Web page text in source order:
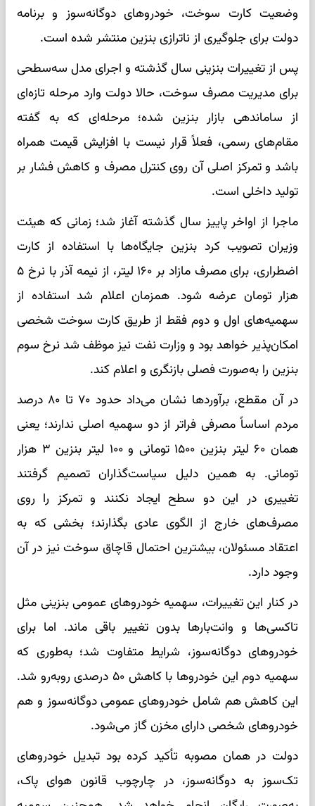
وضعیت کارت سوخت، خودروهای دوگانه‌سوز و برنامه
دولت برای جلوگیری از ناترازی بنزین منتشر شده است.
پس از تغییرات بنزینی سال گذشته و اجرای مدل سه‌سطحی
برای مدیریت مصرف سوخت، حالا دولت وارد مرحله تازه‌ای
از ساماندهی بازار بنزین شده؛ مرحله‌ای که به گفته
مقام‌های رسمی، فعلاً قرار نیست با افزایش قیمت همراه
باشد و تمرکز اصلی آن روی کنترل مصرف و کاهش فشار بر
تولید داخلی است.
ماجرا از اواخر پاییز سال گذشته آغاز شد؛ زمانی که هیئت
وزیران تصویب کرد بنزین جایگاه‌ها با استفاده از کارت
اضطراری، برای مصرف مازاد بر ۱۶۰ لیتر، از نیمه آذر با نرخ ۵
هزار تومان عرضه شود. همزمان اعلام شد استفاده از
سهمیه‌های اول و دوم فقط از طریق کارت سوخت شخصی
امکان‌پذیر خواهد بود و وزارت نفت نیز موظف شد نرخ سوم
بنزین را به‌صورت فصلی بازنگری و اعلام کند.
در آن مقطع، برآوردها نشان می‌داد حدود ۷۰ تا ۸۰ درصد
مردم اساساً مصرفی فراتر از دو سهمیه اصلی ندارند؛ یعنی
همان ۶۰ لیتر بنزین ۱۵۰۰ تومانی و ۱۰۰ لیتر بنزین ۳ هزار
تومانی. به همین دلیل سیاست‌گذاران تصمیم گرفتند
تغییری در این دو سطح ایجاد نکنند و تمرکز را روی
مصرف‌های خارج از الگوی عادی بگذارند؛ بخشی که به
اعتقاد مسئولان، بیشترین احتمال قاچاق سوخت نیز در آن
وجود دارد.
در کنار این تغییرات، سهمیه خودروهای عمومی بنزینی مثل
تاکسی‌ها و وانت‌بارها بدون تغییر باقی ماند. اما برای
خودروهای دوگانه‌سوز، شرایط متفاوت شد؛ به‌طوری که
سهمیه دوم این خودروها با کاهش ۵۰ درصدی روبه‌رو شد.
این کاهش هم شامل خودروهای عمومی دوگانه‌سوز و هم
خودروهای شخصی دارای مخزن گاز می‌شود.
دولت در همان مصوبه تأکید کرده بود تبدیل خودروهای
تک‌سوز به دوگانه‌سوز، در چارچوب قانون هوای پاک،